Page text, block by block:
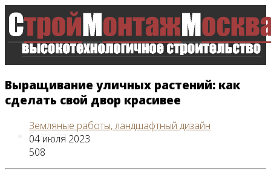
Главная
Выращивание уличных растений: как
сделать свой двор красивее
Земляные работы, ландшафтный дизайн
04 июля 2023
508